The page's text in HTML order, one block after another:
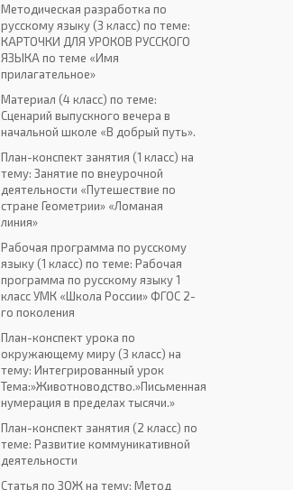
Методическая разработка по
русскому языку (3 класс) по теме:
КАРТОЧКИ ДЛЯ УРОКОВ РУССКОГО
ЯЗЫКА по теме «Имя
прилагательное»
Материал (4 класс) по теме:
Сценарий выпускного вечера в
начальной школе «В добрый путь».
План-конспект занятия (1 класс) на
тему: Занятие по внеурочной
деятельности «Путешествие по
стране Геометрии» «Ломаная
линия»
Рабочая программа по русскому
языку (1 класс) по теме: Рабочая
программа по русскому языку 1
класс УМК «Школа России» ФГОС 2-
го поколения
План-конспект урока по
окружающему миру (3 класс) на
тему: Интегрированный урок
Тема:»Животноводство.»Письменная
нумерация в пределах тысячи.»
План-конспект занятия (2 класс) по
теме: Развитие коммуникативной
деятельности
Статья по ЗОЖ на тему: Метод